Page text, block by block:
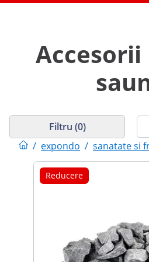
/ expondo / sanatate si
Filtru (0)
Reducere